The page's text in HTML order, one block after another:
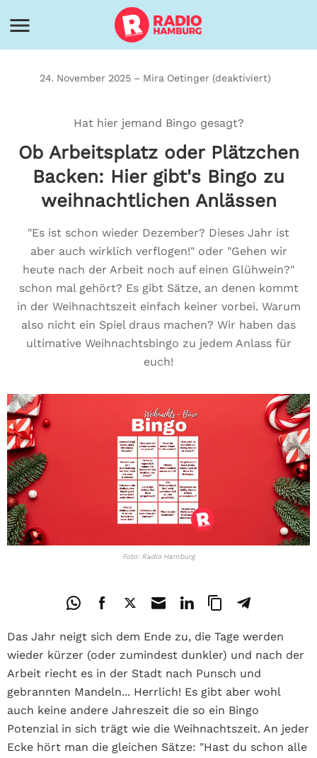
24. November 2025 – Mira Oetinger (deaktiviert)
Hat hier jemand Bingo gesagt?
Ob Arbeitsplatz oder Plätzchen
Backen: Hier gibt's Bingo zu
weihnachtlichen Anlässen
"Es ist schon wieder Dezember? Dieses Jahr ist
aber auch wirklich verflogen!" oder "Gehen wir
heute nach der Arbeit noch auf einen Glühwein?"
schon mal gehört? Es gibt Sätze, an denen kommt
in der Weihnachtszeit einfach keiner vorbei. Warum
also nicht ein Spiel draus machen? Wir haben das
ultimative Weihnachtsbingo zu jedem Anlass für
euch!
Foto: Radio Hamburg
Das Jahr neigt sich dem Ende zu, die Tage werden
wieder kürzer (oder zumindest dunkler) und nach der
Arbeit riecht es in der Stadt nach Punsch und
gebrannten Mandeln... Herrlich! Es gibt aber wohl
auch keine andere Jahreszeit die so ein Bingo
Potenzial in sich trägt wie die Weihnachtszeit. An jeder
Ecke hört man die gleichen Sätze: "Hast du schon alle